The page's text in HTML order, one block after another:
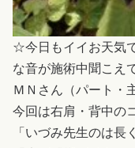
☆今日もイイお天気
な音が施術中聞こえ
ＭＮさん（パート・
今回は右肩・背中の
「いづみ先生のは長